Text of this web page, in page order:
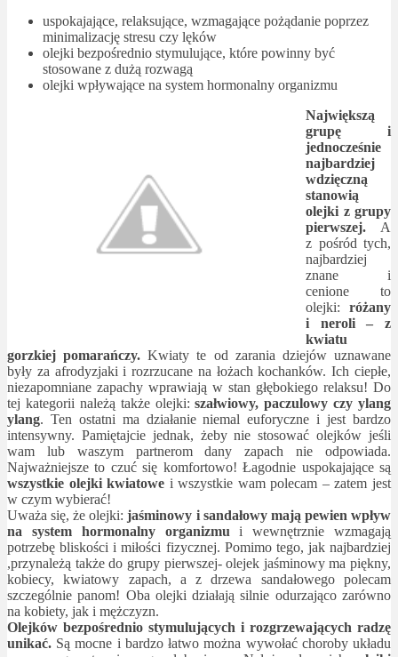
uspokajające, relaksujące, wzmagające pożądanie poprzez
minimalizację stresu czy lęków
olejki bezpośrednio stymulujące, które powinny być
stosowane z dużą rozwagą
olejki wpływające na system hormonalny organizmu
Największą
grupę i
jednocześnie
najbardziej
wdzięczną
stanowią
olejki z grupy
pierwszej.
A
z pośród tych,
najbardziej
znane i
cenione to
olejki: różany
i neroli
– z
kwiatu
gorzkiej pomarańczy. Kwiaty te od zarania dziejów uznawane
były za afrodyzjaki i rozrzucane na łożach kochanków. Ich ciepłe,
niezapomniane zapachy wprawiają w stan głębokiego relaksu! Do
tej kategorii należą także olejki:szałwiowy, paczulowy czy ylang
ylang. Ten ostatni ma działanie niemal euforyczne i jest bardzo
intensywny. Pamiętajcie jednak, żeby nie stosować olejków jeśli
wam lub waszym partnerom dany zapach nie odpowiada.
Najważniejsze to czuć się komfortowo! Łagodnie uspokajające są
wszystkie olejki kwiatowe i wszystkie wam polecam – zatem jest
w czym wybierać!
Uważa się, że olejki:jaśminowy i sandałowy mają pewien wpływ
na system hormonalny organizmu i wewnętrznie wzmagają
potrzebę bliskości i miłości fizycznej. Pomimo tego, jak najbardziej
,przynależą także do grupy pierwszej- olejek jaśminowy ma piękny,
kobiecy, kwiatowy zapach, a z drzewa sandałowego polecam
szczególnie panom! Oba olejki działają silnie odurzająco zarówno
na kobiety, jak i mężczyzn.
Olejków bezpośrednio stymulujących i rozgrzewających radzę
unikać. Są mocne i bardzo łatwo można wywołać choroby układu